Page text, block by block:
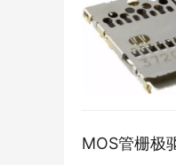
检查传感
如果以上方
此文内容
接删除处理!
MOS管栅极